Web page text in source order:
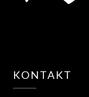
KONTAKT